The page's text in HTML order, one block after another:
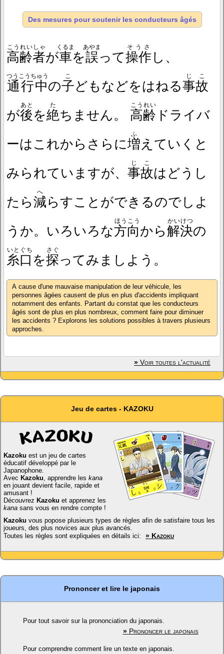
Des mesures pour soutenir les conducteurs âgés
高齢者
こうれいしゃ
が車
くるま
を誤
あやま
って操作
そうさ
し、
通行中
つうこうちゅう
の子
こ
どもなどをはねる事故
じこ
が後
あと
を絶
た
ちません。 高齢
こうれい
ドライバ
ーはこれからさらに増
ふ
えていくと
みられていますが、 事故
じこ
はどうし
たら減
へ
らすことができるのでしよ
うか。いろいろな方向
ほうこう
から解決
かいけつ
の
糸口
いとぐち
を探
さぐ
ってみましよう。
A cause d'une mauvaise manipulation de leur véhicule, les
personnes âgées causent de plus en plus d'accidents impliquant
notamment des enfants. Partant du constat que les conducteurs
âgés sont de plus en plus nombreux, comment faire pour diminuer
les accidents ? Explorons les solutions possibles à travers plusieurs
approches.
» Voir toutes l'actualité
Jeu de cartes - KAZOKU
Kazoku est un jeu de cartes
éducatif développé par le
Japanophone.
Avec Kazoku, apprendre les kana
en jouant devient facile, rapide et
amusant !
Découvrez Kazoku et apprenez les
kana sans vous en rendre compte !
Kazoku vous popose plusieurs types de règles afin de satisfaire tous les
joueurs, des plus novices aux plus avancés.
Toutes les règles sont expliquées en détails ici:
» Kazoku
Prononcer et lire le japonais
Pour tout savoir sur la prononciation du japonais.
»Prononcer le japonais
Pour comprendre comment lire un texte en japonais.